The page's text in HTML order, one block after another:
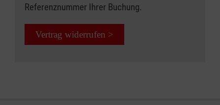
Referenznummer Ihrer Buchung.
Vertrag widerrufen >